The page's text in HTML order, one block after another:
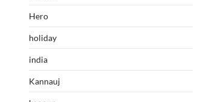
Hero
holiday
india
Kannauj